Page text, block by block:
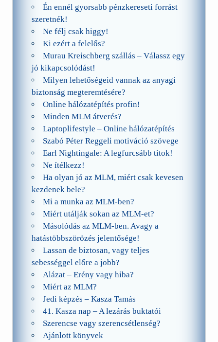
Én ennél gyorsabb pénzkereseti forrást
szeretnék!
Ne félj csak higgy!
Ki ezért a felelős?
Murau Kreischberg szállás – Válassz egy
jó kikapcsolódást!
Milyen lehetőségeid vannak az anyagi
biztonság megteremtésére?
Online hálózatépítés profin!
Minden MLM átverés?
Laptoplifestyle – Online hálózatépítés
Szabó Péter Reggeli motiváció szövege
Earl Nightingale: A legfurcsább titok!
Ne ítélkezz!
Ha olyan jó az MLM, miért csak kevesen
kezdenek bele?
Mi a munka az MLM-ben?
Miért utálják sokan az MLM-et?
Másolódás az MLM-ben. Avagy a
hatástöbbszörözés jelentősége!
Lassan de biztosan, vagy teljes
sebességgel előre a jobb?
Alázat – Erény vagy hiba?
Miért az MLM?
Jedi képzés – Kasza Tamás
41. Kasza nap – A lezárás buktatói
Szerencse vagy szerencsétlenség?
Ajánlott könyvek